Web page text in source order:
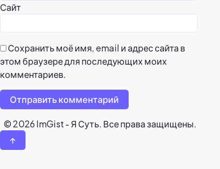
Сайт
Сохранить моё имя, email и адрес сайта в
этом браузере для последующих моих
комментариев.
Отправить комментарий
© 2026 ImGist - Я Суть. Все права защищены.
↑